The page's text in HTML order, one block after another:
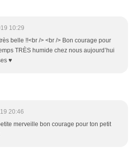
10:29
belle !!<br /> <br /> Bon courage pour
TRÈS humide chez nous aujourd’hui
♥
20:46
merveille bon courage pour ton petit